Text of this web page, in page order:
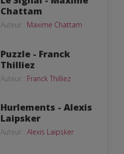
Chattam
Auteur : Maxime Chattam
Puzzle - Franck
Thilliez
Auteur : Franck Thilliez
Hurlements - Alexis
Laipsker
Auteur : Alexis Laipsker